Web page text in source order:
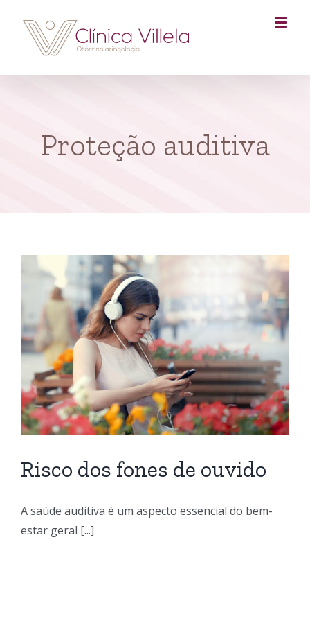
content
Proteção auditiva
Risco dos fones de ouvido
A saúde auditiva é um aspecto essencial do bem-
estar geral [...]